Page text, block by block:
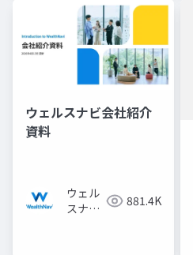
ウェルスナビ会社紹介
資料
ウェル
スナビ
881.4K